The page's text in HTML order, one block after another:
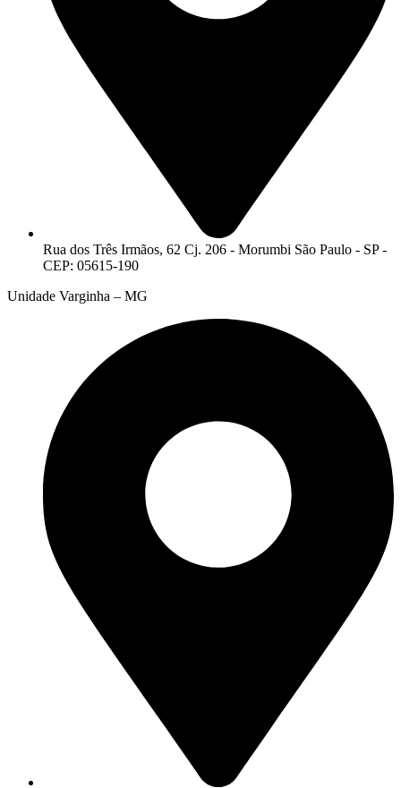
Rua dos Três Irmãos, 62 Cj. 206 - Morumbi São Paulo - SP -
CEP: 05615-190
Unidade Varginha – MG